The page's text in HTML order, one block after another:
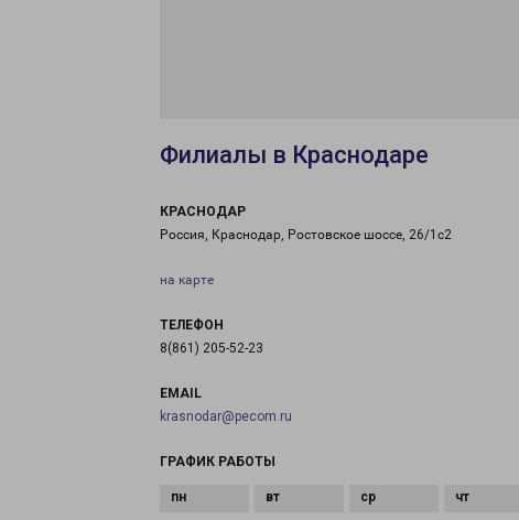
Филиалы в Краснодаре
КРАСНОДАР
Россия, Краснодар, Ростовское шоссе, 26/1с2
на карте
ТЕЛЕФОН
8(861) 205-52-23
EMAIL
krasnodar@pecom.ru
ГРАФИК РАБОТЫ